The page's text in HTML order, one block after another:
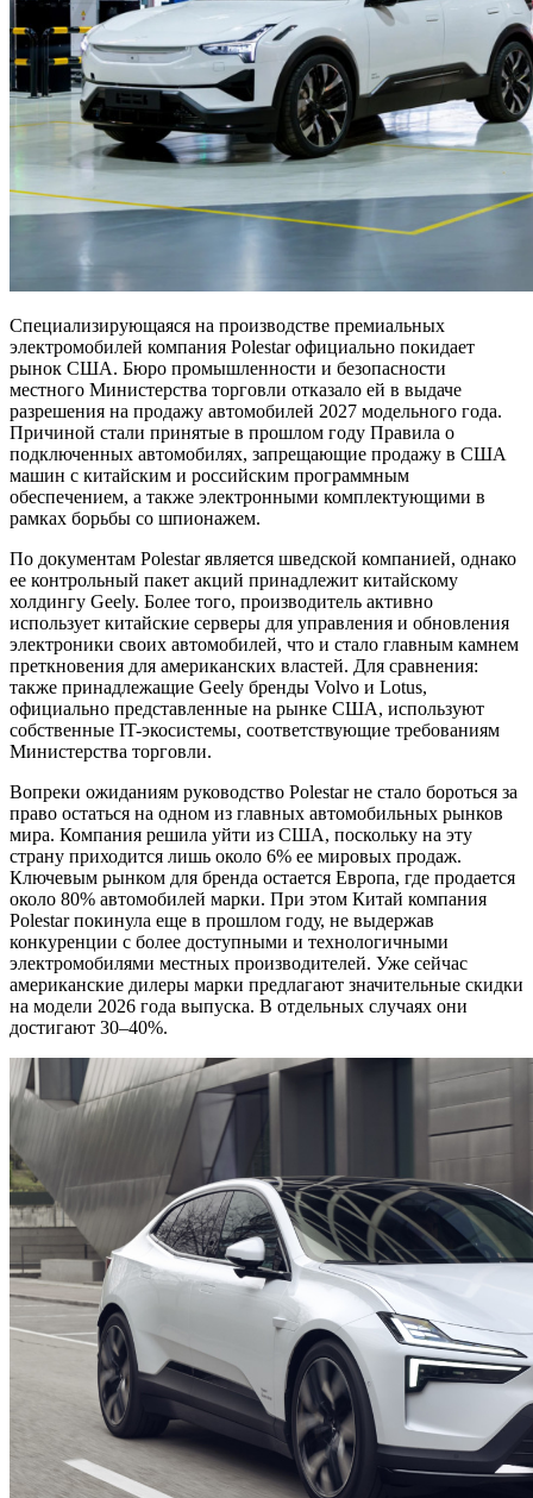
Специализирующаяся на производстве премиальных
электромобилей компания Polestar официально покидает
рынок США. Бюро промышленности и безопасности
местного Министерства торговли отказало ей в выдаче
разрешения на продажу автомобилей 2027 модельного года.
Причиной стали принятые в прошлом году Правила о
подключенных автомобилях, запрещающие продажу в США
машин с китайским и российским программным
обеспечением, а также электронными комплектующими в
рамках борьбы со шпионажем.
По документам Polestar является шведской компанией, однако
ее контрольный пакет акций принадлежит китайскому
холдингу Geely. Более того, производитель активно
использует китайские серверы для управления и обновления
электроники своих автомобилей, что и стало главным камнем
преткновения для американских властей. Для сравнения:
также принадлежащие Geely бренды Volvo и Lotus,
официально представленные на рынке США, используют
собственные IT-экосистемы, соответствующие требованиям
Министерства торговли.
Вопреки ожиданиям руководство Polestar не стало бороться за
право остаться на одном из главных автомобильных рынков
мира. Компания решила уйти из США, поскольку на эту
страну приходится лишь около 6% ее мировых продаж.
Ключевым рынком для бренда остается Европа, где продается
около 80% автомобилей марки. При этом Китай компания
Polestar покинула еще в прошлом году, не выдержав
конкуренции с более доступными и технологичными
электромобилями местных производителей. Уже сейчас
американские дилеры марки предлагают значительные скидки
на модели 2026 года выпуска. В отдельных случаях они
достигают 30–40%.